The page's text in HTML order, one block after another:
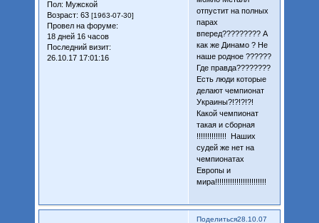
Пол: Мужской
Возраст: 63 [1963-07-30]
Провел на форуме:
18 дней 16 часов
Последний визит:
26.10.17 17:01:16
отпустит на полных
парах
вперед????????? А
как же Динамо ? Не
наше родное ??????
Где правда????????
Есть люди которые
делают чемпионат
Украины?!?!?!?!
Какой чемпионат
такая и сборная
!!!!!!!!!!!!!! Наших
судей же нет на
чемпионатах
Европы и
мира!!!!!!!!!!!!!!!!!!!!!!!!
Поделиться28.10.07